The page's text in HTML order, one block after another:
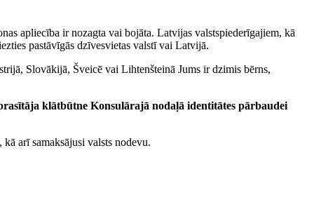
apliecība ir nozagta vai bojāta. Latvijas valstspiederīgajiem, kā
pastāvīgās dzīvesvietas valstī vai Latvijā.
Slovākijā, Šveicē vai Lihtenšteinā Jums ir dzimis bērns,
klātbūtne Konsulārajā nodaļā identitātes pārbaudei
arī samaksājusi valsts nodevu.